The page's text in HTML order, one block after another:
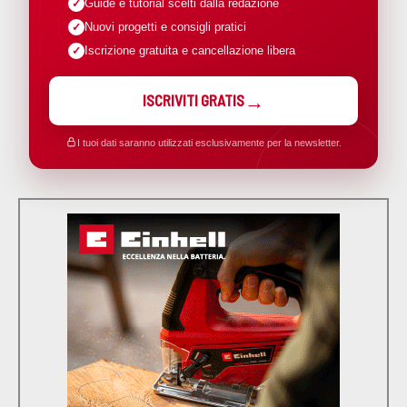
Guide e tutorial scelti dalla redazione
Nuovi progetti e consigli pratici
Iscrizione gratuita e cancellazione libera
ISCRIVITI GRATIS
I tuoi dati saranno utilizzati esclusivamente per la newsletter.